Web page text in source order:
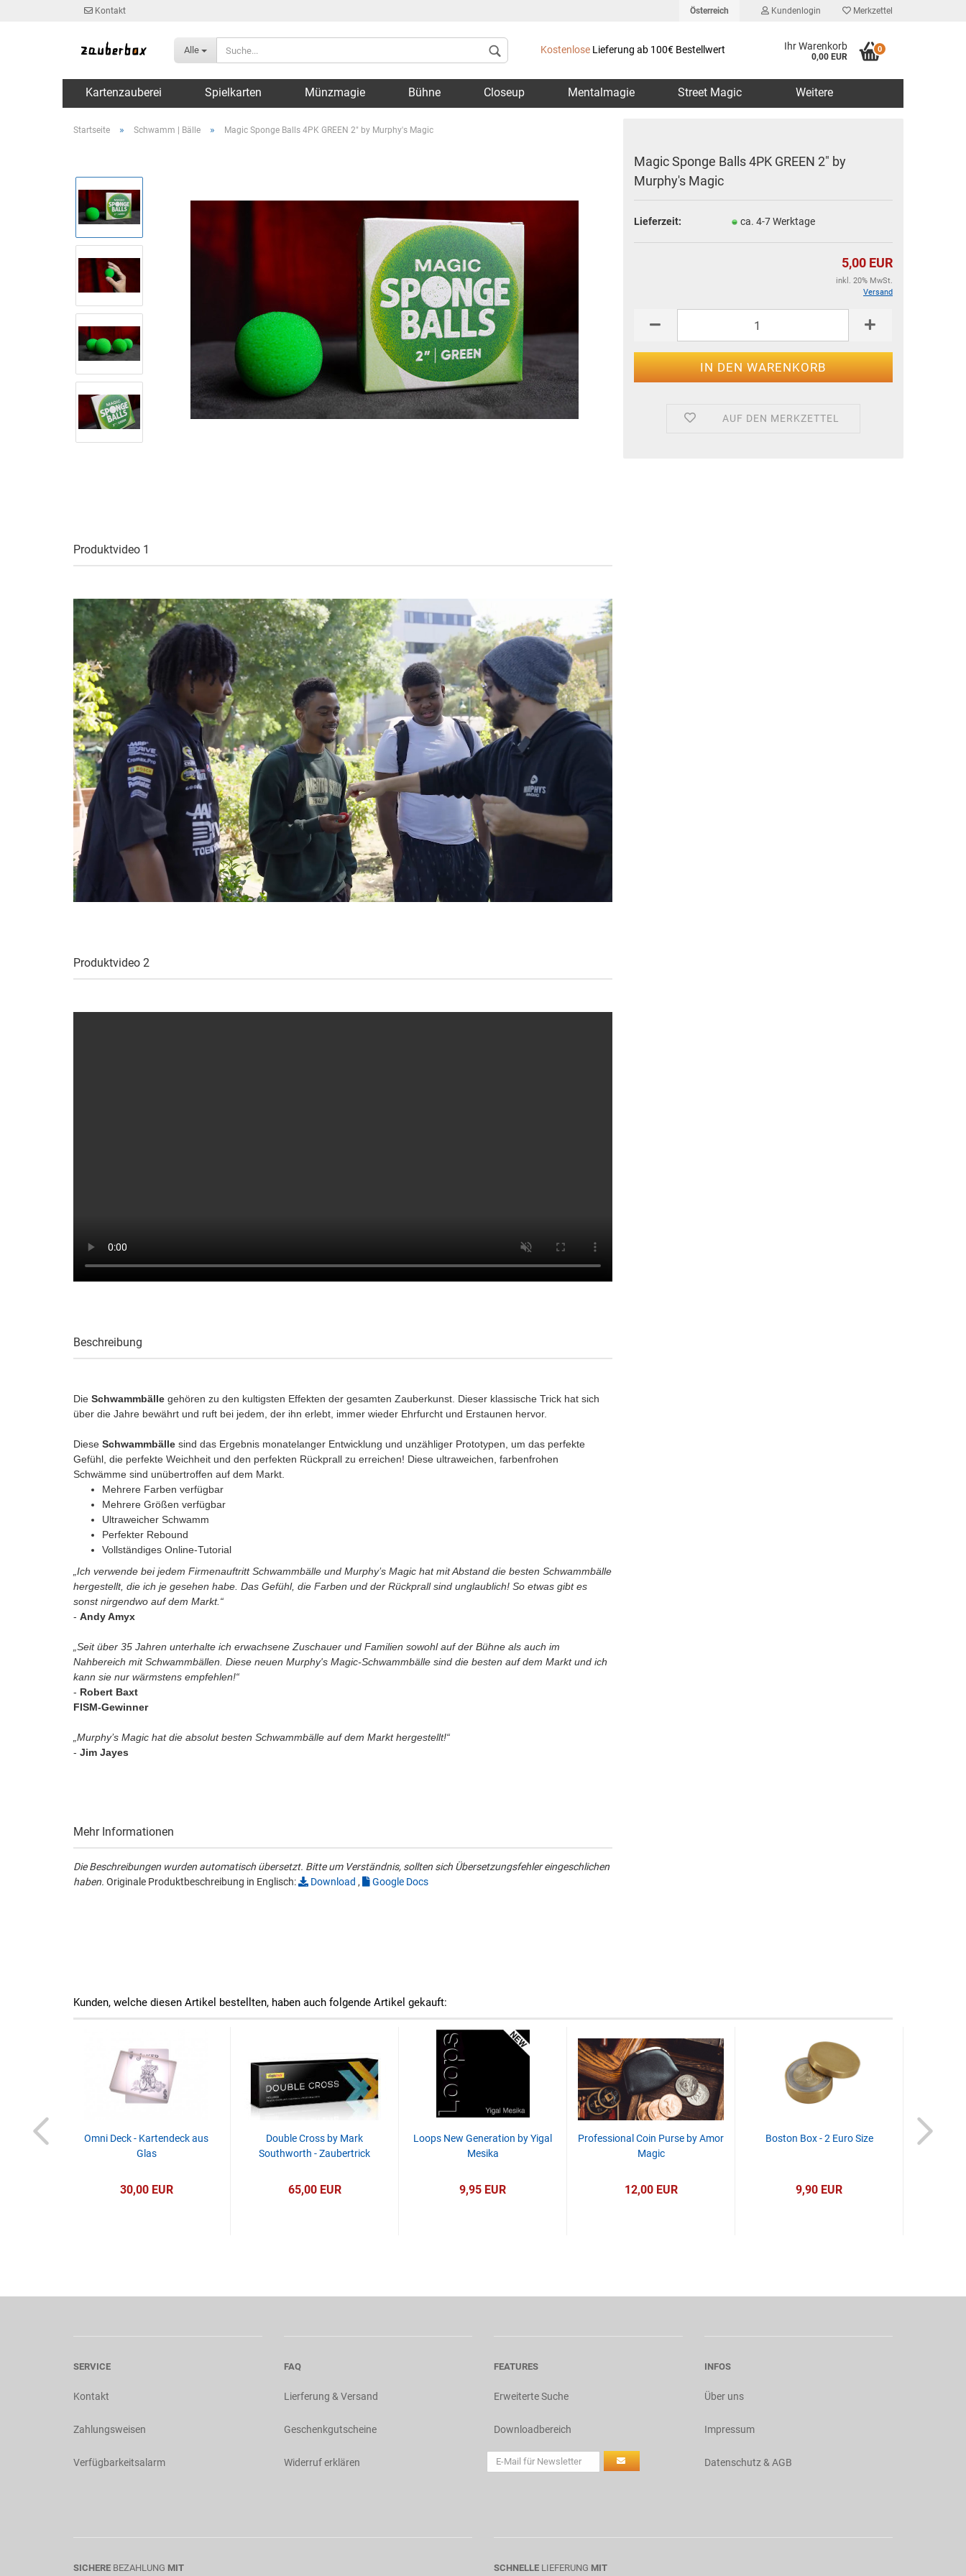
Kontakt Österreich
Lieferland
Kundenlogin Merkzettel
Alle Kostenlose Lieferung ab 100€ Bestellwert Ihr Warenkorb
0,00 EUR
0
Kartenzauberei Spielkarten Münzmagie Bühne Closeup Mentalmagie Street Magic Weitere
Startseite » Schwamm | Bälle » Magic Sponge Balls 4PK GREEN 2" by Murphy's Magic
Magic Sponge Balls 4PK GREEN 2" by
Murphy's Magic
Lieferzeit: ca. 4-7 Werktage
5,00 EUR
inkl. 20% MwSt.
Versand
AUF DEN MERKZETTEL
Produktvideo 1
Produktvideo 2
Beschreibung
Die Schwammbälle gehören zu den kultigsten Effekten der gesamten Zauberkunst. Dieser klassische Trick hat sich
über die Jahre bewährt und ruft bei jedem, der ihn erlebt, immer wieder Ehrfurcht und Erstaunen hervor.
Diese Schwammbälle sind das Ergebnis monatelanger Entwicklung und unzähliger Prototypen, um das perfekte
Gefühl, die perfekte Weichheit und den perfekten Rückprall zu erreichen! Diese ultraweichen, farbenfrohen
Schwämme sind unübertroffen auf dem Markt.
Mehrere Farben verfügbar
Mehrere Größen verfügbar
Ultraweicher Schwamm
Perfekter Rebound
Vollständiges Online-Tutorial
„Ich verwende bei jedem Firmenauftritt Schwammbälle und Murphy’s Magic hat mit Abstand die besten Schwammbälle
hergestellt, die ich je gesehen habe. Das Gefühl, die Farben und der Rückprall sind unglaublich! So etwas gibt es
sonst nirgendwo auf dem Markt.“
- Andy Amyx
„Seit über 35 Jahren unterhalte ich erwachsene Zuschauer und Familien sowohl auf der Bühne als auch im
Nahbereich mit Schwammbällen. Diese neuen Murphy's Magic-Schwammbälle sind die besten auf dem Markt und ich
kann sie nur wärmstens empfehlen!“
- Robert Baxt
FISM-Gewinner
„Murphy’s Magic hat die absolut besten Schwammbälle auf dem Markt hergestellt!“
- Jim Jayes
Mehr Informationen
Die Beschreibungen wurden automatisch übersetzt. Bitte um Verständnis, sollten sich Übersetzungsfehler eingeschlichen
haben. Originale Produktbeschreibung in Englisch: Download , Google Docs
Kunden, welche diesen Artikel bestellten, haben auch folgende Artikel gekauft:
Lubors
Omni Deck - Kartendeck aus
Glas
30,00 EUR
Double Cross by Mark
Southworth - Zaubertrick
65,00 EUR
Loops New Generation by Yigal
Mesika
9,95 EUR
Professional Coin Purse by Amor
Magic
12,00 EUR
Boston Box - 2 Euro Size
9,90 EUR
Bicycle
SERVICE
Kontakt
Zahlungsweisen
Verfügbarkeitsalarm
FAQ
Lierferung & Versand
Geschenkgutscheine
Widerruf erklären
FEATURES
Erweiterte Suche
Downloadbereich
INFOS
Über uns
Impressum
Datenschutz & AGB
SICHERE BEZAHLUNG MIT SCHNELLE LIEFERUNG MIT